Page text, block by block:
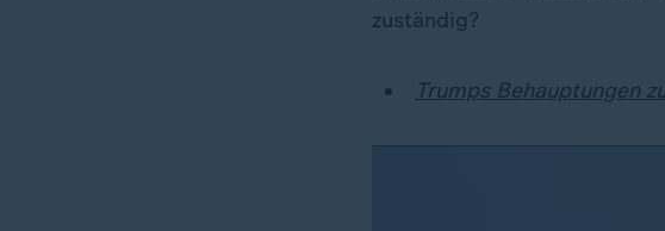
zuständig?
Trumps Behauptungen